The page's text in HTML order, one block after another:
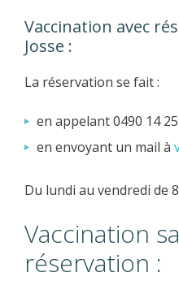
Vaccination avec
Josse :
La réservation se fait :
en appelant 0490 14
en envoyant un mail à
Du lundi au vendredi de
Vaccination
réservation :